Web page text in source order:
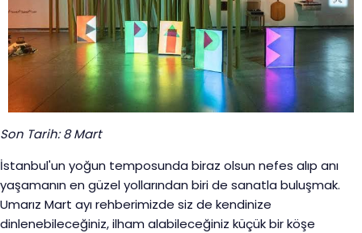
Son Tarih: 8 Mart
İstanbul'un yoğun temposunda biraz olsun nefes alıp anı
yaşamanın en güzel yollarından biri de sanatla buluşmak.
Umarız Mart ayı rehberimizde siz de kendinize
dinlenebileceğiniz, ilham alabileceğiniz küçük bir köşe